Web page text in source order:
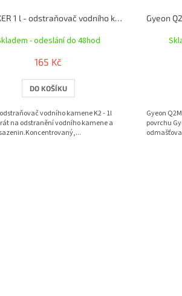
K2 ROKER 1 l - odstraňovač vodního kamene
- odeslání do 48hod
165 Kč
DO KOŠÍKU
odstraňovač vodního kamene K2 - 1l
na odstranění vodního kamene a
Gyeon
povrchu